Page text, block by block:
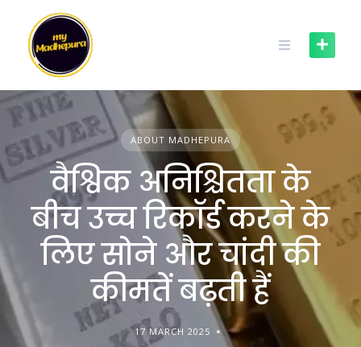
content
ABOUT MADHEPURA
वैश्विक अनिश्चितता के
बीच उच्च रिकॉर्ड करने के
लिए सोने और चांदी की
कीमतें बढ़ती हैं
17 MARCH 2025